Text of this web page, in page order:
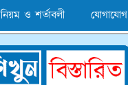
নিয়ম ও শর্তাবলী যোগাযোগ